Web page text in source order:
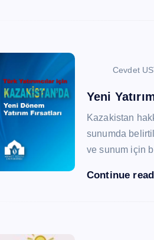
Cevdet
Yeni
Kazakistan
sunumda
ve sunum için
Continue